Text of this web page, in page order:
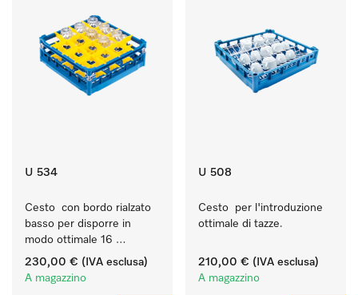
U 534
Cesto  con bordo rialzato
basso per disporre in
modo ottimale 16
bicchieri fino a 20 cm.
230,00 € (IVA esclusa)
A magazzino
U 508
Cesto  per l'introduzione
ottimale di tazze.
210,00 € (IVA esclusa)
A magazzino